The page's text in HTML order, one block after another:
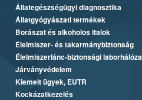
Állategészségügyi diagnosztika
Állatgyógyászati termékek
Borászat és alkoholos italok
Élelmiszer- és takarmánybiztonság
Élelmiszerlánc-biztonsági
Járványvédelem
Kiemelt ügyek, EUTR
Kockázatkezelés